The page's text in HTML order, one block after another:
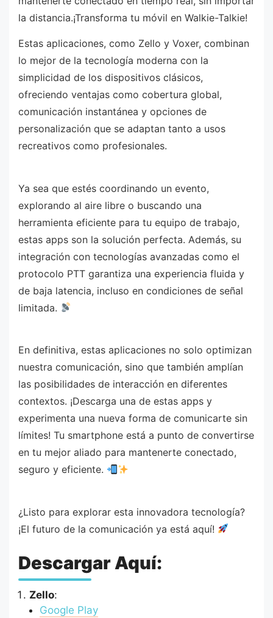
la distancia.¡Transforma tu móvil en Walkie-Talkie!
Estas aplicaciones, como Zello y Voxer, combinan
lo mejor de la tecnología moderna con la
simplicidad de los dispositivos clásicos,
ofreciendo ventajas como cobertura global,
comunicación instantánea y opciones de
personalización que se adaptan tanto a usos
recreativos como profesionales.
Ya sea que estés coordinando un evento,
explorando al aire libre o buscando una
herramienta eficiente para tu equipo de trabajo,
estas apps son la solución perfecta. Además, su
integración con tecnologías avanzadas como el
protocolo PTT garantiza una experiencia fluida y
de baja latencia, incluso en condiciones de señal
limitada.
En definitiva, estas aplicaciones no solo optimizan
nuestra comunicación, sino que también amplían
las posibilidades de interacción en diferentes
contextos. ¡Descarga una de estas apps y
experimenta una nueva forma de comunicarte sin
límites! Tu smartphone está a punto de convertirse
en tu mejor aliado para mantenerte conectado,
seguro y eficiente.
¿Listo para explorar esta innovadora tecnología?
¡El futuro de la comunicación ya está aquí!
Descargar Aquí:
Zello:
Google Play